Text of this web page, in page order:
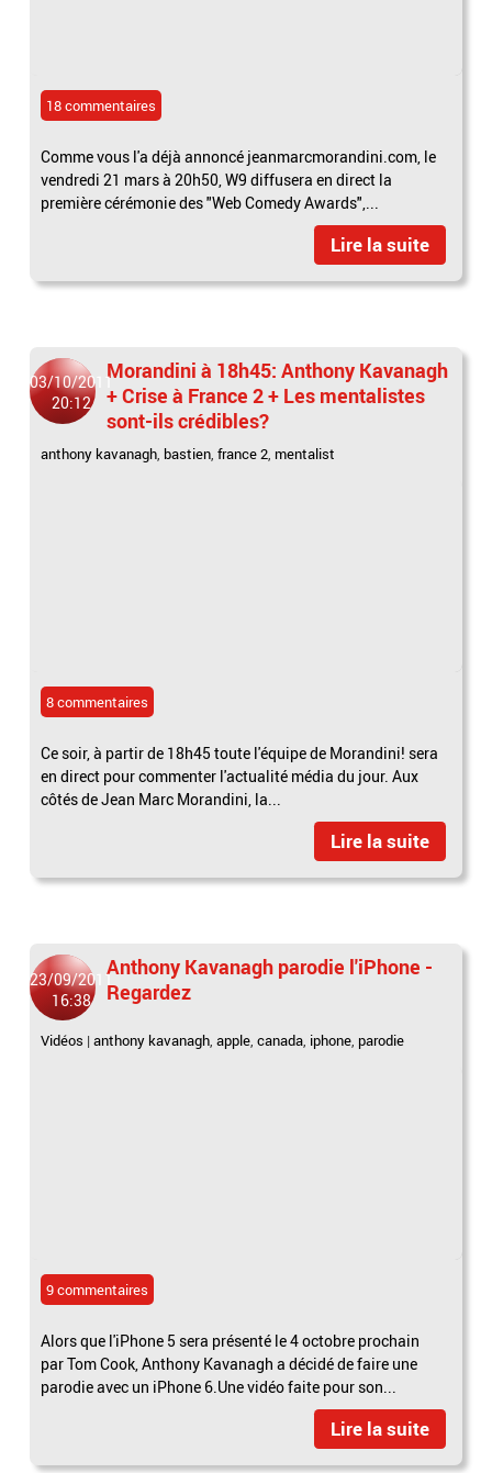
18 commentaires
Comme vous l'a déjà annoncé jeanmarcmorandini.com, le
vendredi 21 mars à 20h50, W9 diffusera en direct la
première cérémonie des "Web Comedy Awards",...
Lire la suite
03/10/2011
20:12
Morandini à 18h45: Anthony Kavanagh
+ Crise à France 2 + Les mentalistes
sont-ils crédibles?
anthony kavanagh bastien ,france 2 mentalist
8 commentaires
Ce soir, à partir de 18h45 toute l'équipe de Morandini! sera
en direct pour commenter l'actualité média du jour. Aux
côtés de Jean Marc Morandini, la...
Lire la suite
23/09/2011
16:38
Anthony Kavanagh parodie l'iPhone -
Regardez
Vidéos |anthony kavanagh,apple,canada, iphone, parodie
9 commentaires
Alors que l'iPhone 5 sera présenté le 4 octobre prochain
par Tom Cook, Anthony Kavanagh a décidé de faire une
parodie avec un iPhone 6.Une vidéo faite pour son...
Lire la suite